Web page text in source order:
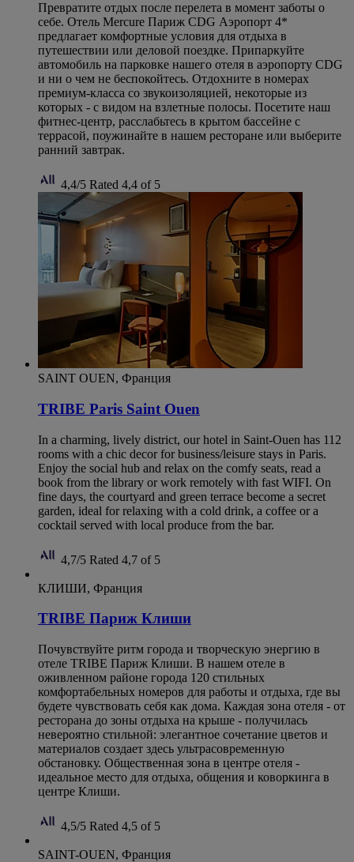
Превратите отдых после перелета в момент заботы о
себе. Отель Mercure Париж CDG Аэропорт 4*
предлагает комфортные условия для отдыха в
путешествии или деловой поездке. Припаркуйте
автомобиль на парковке нашего отеля в аэропорту CDG
и ни о чем не беспокойтесь. Отдохните в номерах
премиум-класса со звукоизоляцией, некоторые из
которых - с видом на взлетные полосы. Посетите наш
фитнес-центр, расслабьтесь в крытом бассейне с
террасой, поужинайте в нашем ресторане или выберите
ранний завтрак.
4,4/5 Rated 4,4 of 5
SAINT OUEN, Франция
TRIBE Paris Saint Ouen
In a charming, lively district, our hotel in Saint-Ouen has 112
rooms with a chic decor for business/leisure stays in Paris.
Enjoy the social hub and relax on the comfy seats, read a
book from the library or work remotely with fast WIFI. On
fine days, the courtyard and green terrace become a secret
garden, ideal for relaxing with a cold drink, a coffee or a
cocktail served with local produce from the bar.
4,7/5 Rated 4,7 of 5
КЛИШИ, Франция
TRIBE Париж Клиши
Почувствуйте ритм города и творческую энергию в
отеле TRIBE Париж Клиши. В нашем отеле в
оживленном районе города 120 стильных
комфортабельных номеров для работы и отдыха, где вы
будете чувствовать себя как дома. Каждая зона отеля - от
ресторана до зоны отдыха на крыше - получилась
невероятно стильной: элегантное сочетание цветов и
материалов создает здесь ультрасовременную
обстановку. Общественная зона в центре отеля -
идеальное место для отдыха, общения и коворкинга в
центре Клиши.
4,5/5 Rated 4,5 of 5
SAINT-OUEN, Франция